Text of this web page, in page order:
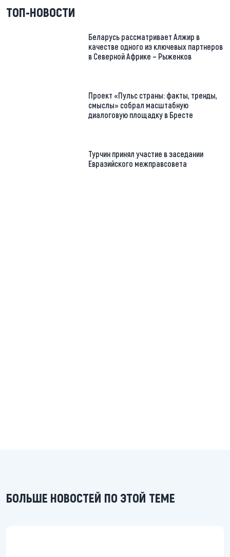
ТОП-НОВОСТИ
Беларусь рассматривает Алжир в
качестве одного из ключевых партнеров
в Северной Африке – Рыженков
Проект «Пульс страны: факты, тренды,
смыслы» собрал масштабную
диалоговую площадку в Бресте
Турчин принял участие в заседании
Евразийского межправсовета
БОЛЬШЕ НОВОСТЕЙ ПО ЭТОЙ ТЕМЕ